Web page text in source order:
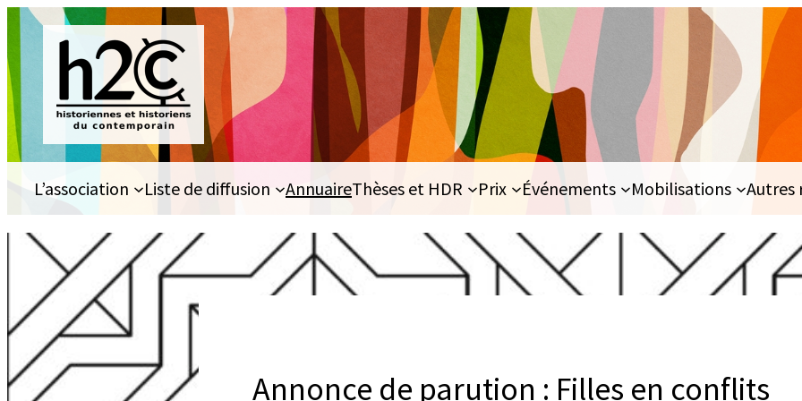
Aller
au
contenu
L’association Liste de diffusion AnnuaireThèses et HDR Prix Événements Mobilisations Autres
Annonce de parution : Filles en conflits